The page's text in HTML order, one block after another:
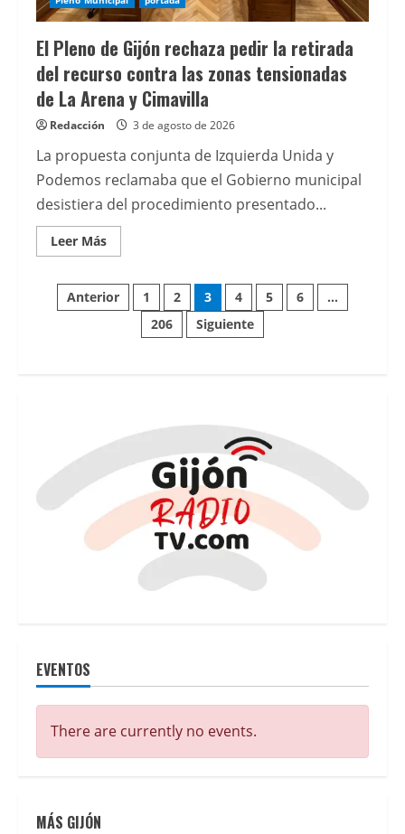
El Pleno de Gijón rechaza pedir la retirada
del recurso contra las zonas tensionadas
de La Arena y Cimavilla
Redacción 3 de agosto de 2026
La propuesta conjunta de Izquierda Unida y
Podemos reclamaba que el Gobierno municipal
desistiera del procedimiento presentado...
Leer MásLeer
más
El
Pleno
de
rechaza
zonas
tensionadas
de
La
Arena
Cimavilla
Paginación
Anterior 1 2 3 4 5 6
…
206
Siguiente
EVENTOS
There are currently no events.
MÁS GIJÓN